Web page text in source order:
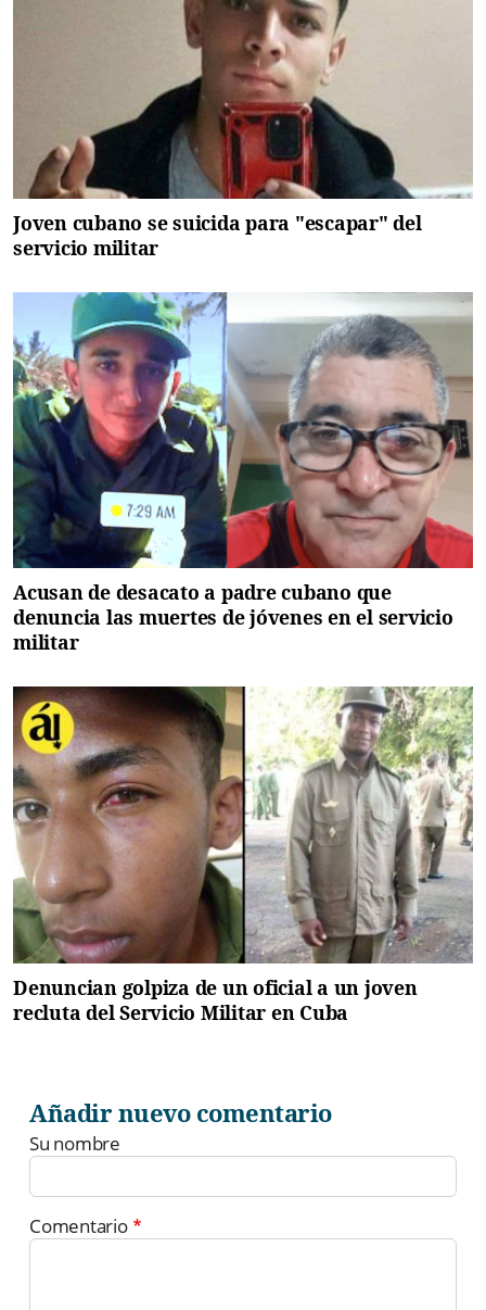
Joven cubano se suicida para "escapar" del
servicio militar
Acusan de desacato a padre cubano que
denuncia las muertes de jóvenes en el servicio
militar
Denuncian golpiza de un oficial a un joven
recluta del Servicio Militar en Cuba
Añadir nuevo comentario
Su nombre
Comentario